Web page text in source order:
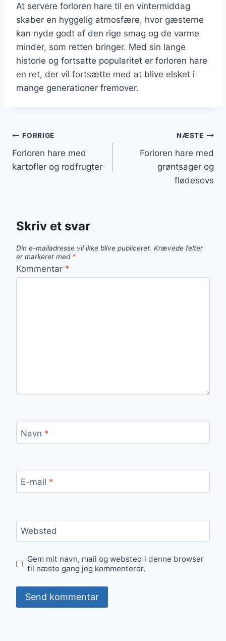
At servere forloren hare til en vintermiddag
skaber en hyggelig atmosfære, hvor gæsterne
kan nyde godt af den rige smag og de varme
minder, som retten bringer. Med sin lange
historie og fortsatte popularitet er forloren hare
en ret, der vil fortsætte med at blive elsket i
mange generationer fremover.
Indlægsnavigation
FORRIGE
Forloren hare med
kartofler og rodfrugter
NÆSTE
Forloren hare med
grøntsager og
flødesovs
Skriv et svar
Din e-mailadresse vil ikke blive publiceret. Krævede felter
er markeret med *
Kommentar *
Navn *
E-mail *
Websted
Gem mit navn, mail og websted i denne browser
til næste gang jeg kommenterer.